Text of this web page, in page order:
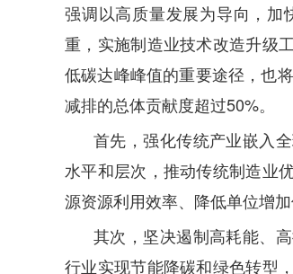
强调以高质量发展为导向，加
重，实施制造业技术改造升级
低碳达峰峰值的重要途径，也
减排的总体贡献度超过50%。
首先，强化传统产业嵌入
水平和层次，推动传统制造业
源资源利用效率、降低单位增加
其次，坚决遏制高耗能、
行业实现节能降碳和绿色转型